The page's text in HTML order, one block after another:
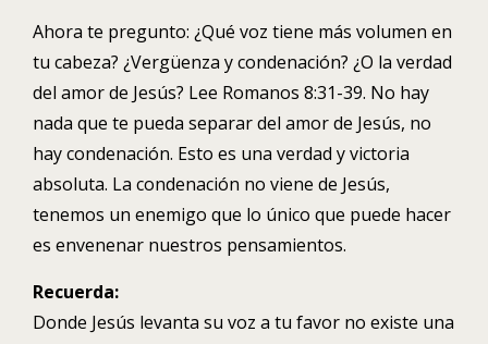
Ahora te pregunto: ¿Qué voz tiene más volumen en
tu cabeza? ¿Vergüenza y condenación? ¿O la verdad
del amor de Jesús? Lee Romanos 8:31-39. No hay
nada que te pueda separar del amor de Jesús, no
hay condenación. Esto es una verdad y victoria
absoluta. La condenación no viene de Jesús,
tenemos un enemigo que lo único que puede hacer
es envenenar nuestros pensamientos.
Recuerda:
Donde Jesús levanta su voz a tu favor no existe una